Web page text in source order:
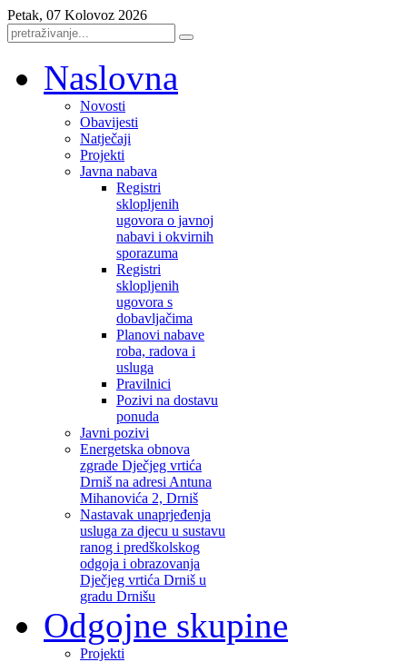
Petak, 07 Kolovoz 2026
Naslovna
Novosti
Obavijesti
Natječaji
Projekti
Javna nabava
Registri
sklopljenih
ugovora o javnoj
nabavi i okvirnih
sporazuma
Registri
sklopljenih
ugovora s
dobavljačima
Planovi nabave
roba, radova i
usluga
Pravilnici
Pozivi na dostavu
ponuda
Javni pozivi
Energetska obnova
zgrade Dječjeg vrtića
Drniš na adresi Antuna
Mihanovića 2, Drniš
Nastavak unaprjeđenja
usluga za djecu u sustavu
ranog i predškolskog
odgoja i obrazovanja
Dječjeg vrtića Drniš u
gradu Drnišu
Odgojne skupine
Projekti